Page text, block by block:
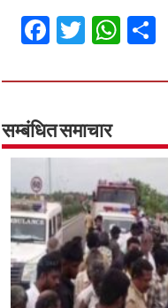
Fa
ce
b
o
o
k
T
wi
tt
er
W
h
at
p
p
सम्बंधित समाचार